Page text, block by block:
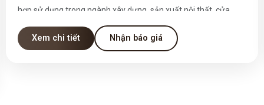
hợp sử dụng trong ngành xây dựng, sản xuất nội thất, cửa,
khung, pallet, và nhiều ứng dụng kỹ thuật khác.
Xem chi tiết Nhận báo giá